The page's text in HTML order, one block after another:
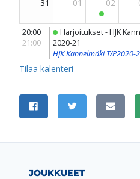
JAA SIVU
Jaa Facebookissa
Jaa Twitterissä
Jaa
JOUKKUEET